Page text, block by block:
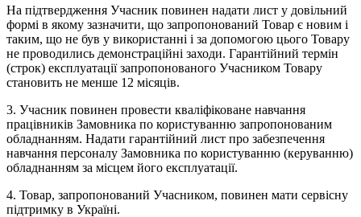
На підтвердження Учасник повинен надати лист у довільний
формі в якому зазначити, що запропонований Товар є новим і
таким, що не був у використанні і за допомогою цього Товару
не проводились демонстраційні заходи. Гарантійний термін
(строк) експлуатації запропонованого Учасником Товару
становить не менше 12 місяців.
3. Учасник повинен провести кваліфіковане навчання
працівників Замовника по користуванню запропонованим
обладнанням. Надати гарантійний лист про забезпечення
навчання персоналу Замовника по користуванню (керуванню)
обладнанням за місцем його експлуатації.
4. Товар, запропонований Учасником, повинен мати сервісну
підтримку в Україні.